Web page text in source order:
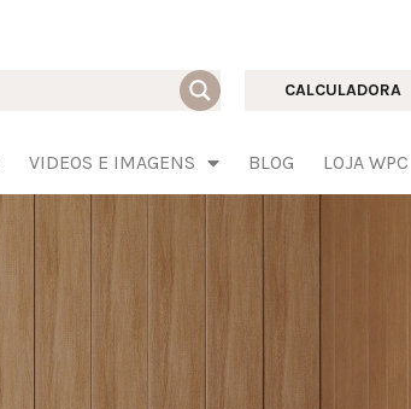
CALCULADORA
VIDEOS E IMAGENS BLOG LOJA WPC